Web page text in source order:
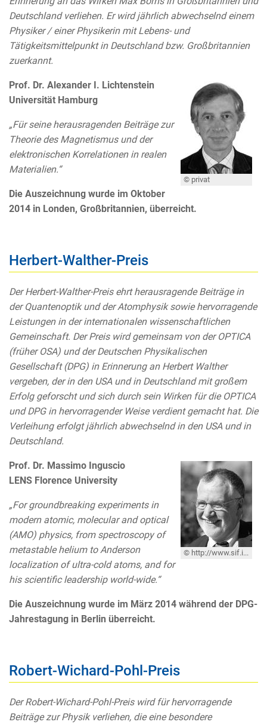
Deutschland verliehen. Er wird jährlich abwechselnd einem
Physiker / einer Physikerin mit Lebens- und
Tätigkeitsmittelpunkt in Deutschland bzw. Großbritannien
zuerkannt.
© privat
Prof. Dr. Alexander I. Lichtenstein
Universität Hamburg
„Für seine herausragenden Beiträge zur
Theorie des Magnetismus und der
elektronischen Korrelationen in realen
Materialien.“
Die Auszeichnung wurde im Oktober
2014 in Londen, Großbritannien, überreicht.
Herbert-Walther-Preis
Der Herbert-Walther-Preis ehrt herausragende Beiträge in
der Quantenoptik und der Atomphysik sowie hervorragende
Leistungen in der internationalen wissenschaftlichen
Gemeinschaft. Der Preis wird gemeinsam von der OPTICA
(früher OSA) und der Deutschen Physikalischen
Gesellschaft (DPG) in Erinnerung an Herbert Walther
vergeben, der in den USA und in Deutschland mit großem
Erfolg geforscht und sich durch sein Wirken für die OPTICA
und DPG in hervorragender Weise verdient gemacht hat. Die
Verleihung erfolgt jährlich abwechselnd in den USA und in
Deutschland.
© http://www.sif.it/associazione/elezioni/inguscio
Prof. Dr. Massimo Inguscio
LENS Florence University
„For groundbreaking experiments in
modern atomic, molecular and optical
(AMO) physics, from spectroscopy of
metastable helium to Anderson
localization of ultra-cold atoms, and for
his scientific leadership world-wide.“
Die Auszeichnung wurde im März 2014 während der DPG-
Jahrestagung in Berlin überreicht.
Robert-Wichard-Pohl-Preis
Der Robert-Wichard-Pohl-Preis wird für hervorragende
Beiträge zur Physik verliehen, die eine besondere